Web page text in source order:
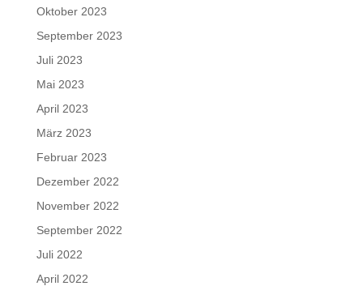
Oktober 2023
September 2023
Juli 2023
Mai 2023
April 2023
März 2023
Februar 2023
Dezember 2022
November 2022
September 2022
Juli 2022
April 2022